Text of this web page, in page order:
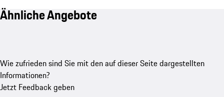
Ähnliche Angebote
Wie zufrieden sind Sie mit den auf dieser Seite dargestellten
Informationen?
Jetzt Feedback geben